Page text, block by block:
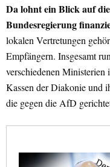
Da lohnt ein Blick auf
Bundesregierung
lokalen Vertretungen
Empfängern. Insgesamt
verschiedenen Ministerien
Kassen der Diakonie und
die gegen die AfD